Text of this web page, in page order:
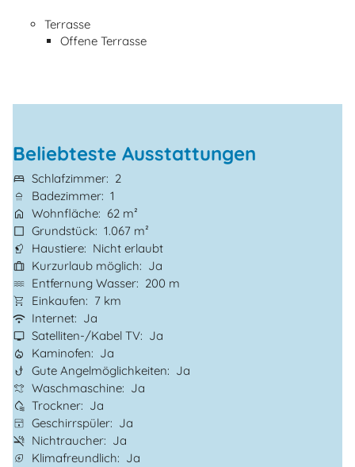
Terrasse
Offene Terrasse
Beliebteste Ausstattungen
Schlafzimmer
2
Badezimmer 1
Wohnfläche
62 m²
Grundstück
1.067 m²
Haustiere
Nicht erlaubt
Kurzurlaub möglich
Ja
Entfernung Wasser
200 m
Einkaufen
7 km
Internet
Ja
Satelliten-/Kabel TV
Ja
Kaminofen
Ja
Gute Angelmöglichkeiten
Ja
Waschmaschine
Ja
Trockner
Ja
Geschirrspüler
Ja
Nichtraucher
Ja
Klimafreundlich
Ja